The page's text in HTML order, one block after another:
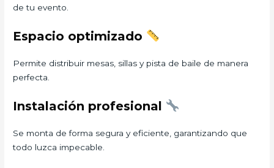
de tu evento.
Espacio optimizado
Permite distribuir mesas, sillas y pista de baile de manera
perfecta.
Instalación profesional
Se monta de forma segura y eficiente, garantizando que
todo luzca impecable.